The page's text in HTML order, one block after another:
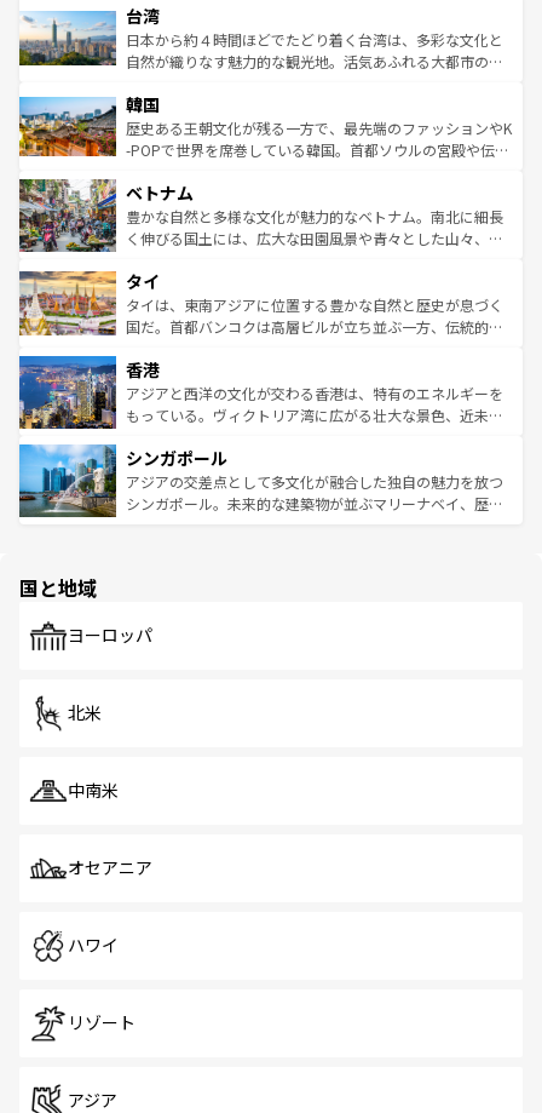
ならではの贅沢な旅のスタイルだ。 なお、新着のアメリカ
情報はコンテンツ一覧を参照してほしい。
れるおもてなしの心で訪れる人々を迎えてくれるハワイの
人々、おいしいローカルフードやハワイアンミュージッ
ク、伝統的なフラダンスなど、すべてがハワイの魅力を彩
ワイを、存分に味わってほしい。 なお、新着のハワイ情報
はコンテンツ一覧を参照してほしい。
リアリーフや大陸中央部にそびえるウルル（エアーズロッ
ク）、タスマニアの美しい原生林やケアンズの熱帯雨林な
ど、見どころがたくさん。また、カフェやワイン、オージ
いる。アクティビティも充実しており、サーフィンやダイ
ビング、ハイキングなど、アウトドア好きにはたまらな
い。オーストラリアの多彩な魅力を存分に味わいつくそ
参照してほしい。
台湾
日本から約４時間ほどでたどり着く台湾は、多彩な文化と
自然が織りなす魅力的な観光地。活気あふれる大都市の台
ン）、静ひつな山岳地帯である台湾東部など、都市の喧騒
と山間の静けさが共存しており、訪れる人に新しい発見と
驚きをもたらしてくれる。また、奥深い台湾の食文化も魅
容にもいいと評判のスイーツなど、バラエティ豊かな料理
が味わえる。 なお、新着の台湾情報は コンテンツ一覧を参
照してほしい。
韓国
歴史ある王朝文化が残る一方で、最先端のファッションやK
-POPで世界を席巻している韓国。首都ソウルの宮殿や伝統
き、地方に足を延ばせば四季折々の自然美を楽しむことが
できる。そして、キムチや焼肉、絶品のストリートフード
まで、さまざまな韓国料理が待っている。夜には、韓国な
リティに包まれながら、韓国の多彩な魅力を心ゆくまで味
わってみてほしい。 なお、新着の韓国情報はコンテンツ一
覧を参照してほしい。
ベトナム
豊かな自然と多様な文化が魅力的なベトナム。南北に細長
く伸びる国土には、広大な田園風景や青々とした山々、世
急速な発展と共に伝統が息づく。ハノイの古い町並みやホ
ーチミン市のフランス統治時代の建物も、独特の雰囲気を
醸し出している。また、バラエティの豊かさとおいしさで
とつ。フォーやバインミー、ベトナムコーヒーなどは、ぜ
ひ現地で味わいたい。どの地域を訪れてもあたたかい人々
が旅行者を迎えてくれるので、きっと忘れられない旅にな
参照してほしい。
タイ
タイは、東南アジアに位置する豊かな自然と歴史が息づく
国だ。首都バンコクは高層ビルが立ち並ぶ一方、伝統的な
の活気が交差している。北部ではチェンマイなどの山岳地
帯で自然と触れ合い、南部ではプーケットやクラビの美し
いビーチでリゾート気分を楽しむことができる。タイ料理
激する。気候は一年中温暖で、どの季節にも異なる楽しみ
が待っている。親しみやすいタイの人々、仏教を中心とし
た文化、そして多様な観光資源が、訪れる旅人を魅了し続
香港
アジアと西洋の文化が交わる香港は、特有のエネルギーを
もっている。ヴィクトリア湾に広がる壮大な景色、近未来
み、どこを訪れても感動するはず。観光スポットが密集し
ており、効率よく見どころを回れるのも魅力。息をのむよ
うな絶景から文化的な体験まで、香港を存分に楽しみ尽く
シンガポール
アジアの交差点として多文化が融合した独自の魅力を放つ
シンガポール。未来的な建築物が並ぶマリーナベイ、歴史
で、ホーカーズは地元の風情を楽しめる外せないスポット
国と地域
ヨーロッパ
北米
中南米
オセアニア
ハワイ
リゾート
アジア